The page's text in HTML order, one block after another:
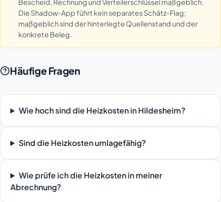
Bescheid, Rechnung und Verteilerschlüssel maßgeblich.
Die Shadow-App führt kein separates Schätz-Flag;
maßgeblich sind der hinterlegte Quellenstand und der
konkrete Beleg.
Häufige Fragen
Wie hoch sind die Heizkosten in Hildesheim?
Sind die Heizkosten umlagefähig?
Wie prüfe ich die Heizkosten in meiner
Abrechnung?